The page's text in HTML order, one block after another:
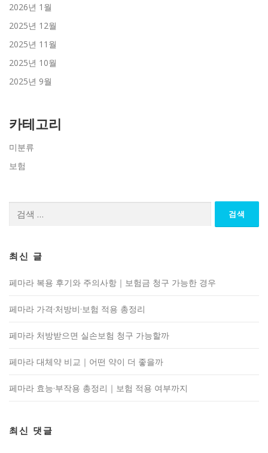
2026년 1월
2025년 12월
2025년 11월
2025년 10월
2025년 9월
카테고리
미분류
보험
최신 글
페마라 복용 후기와 주의사항｜보험금 청구 가능한 경우
페마라 가격·처방비·보험 적용 총정리
페마라 처방받으면 실손보험 청구 가능할까
페마라 대체약 비교｜어떤 약이 더 좋을까
페마라 효능·부작용 총정리｜보험 적용 여부까지
최신 댓글